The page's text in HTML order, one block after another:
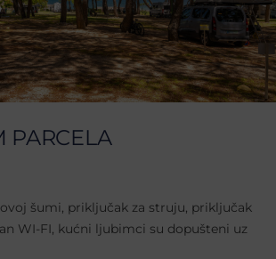
PARCELA
šumi, priključak za struju, priključak
WI-FI, kućni ljubimci su dopušteni uz